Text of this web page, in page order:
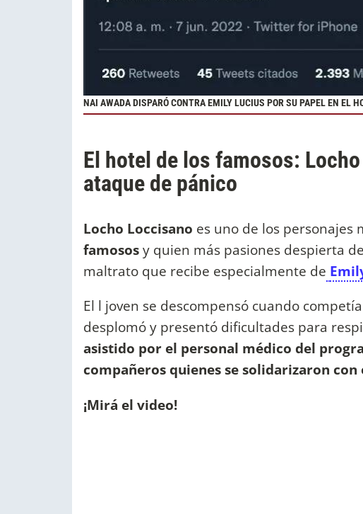
NAI AWADA DISPARÓ CONTRA EMILY LUCIUS POR SU PAPEL EN EL
El hotel de los famosos:
ataque de pánico
Locho Loccisano es uno de los personajes
famososy quien más pasiones despierta
maltrato que recibe especialmente de
El l joven se descompensó cuando
desplomó y presentó dificultades para
asistido por el personal médico del
compañeros quienes se solidarizaron con
¡Mirá el video!